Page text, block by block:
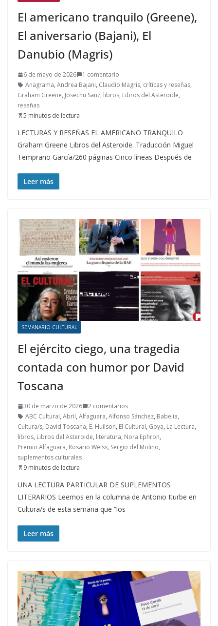
El americano tranquilo (Greene),
El aniversario (Bajani), El
Danubio (Magris)
6 de mayo de 2026
1 comentario
Anagrama, Andrea Bajani, Claudio Magris, críticas y reseñas,
Graham Greene, Josechu Sanz, libros, Libros del Asteroide,
reseñas
5 minutos de lectura
LECTURAS Y RESEÑAS EL AMERICANO TRANQUILO
Graham Greene Libros del Asteroide. Traducción Miguel
Temprano García/260 páginas Cinco líneas Después de
Leer más
SEMANARIO CULTURAL
El ejército ciego, una tragedia
contada con humor por David
Toscana
30 de marzo de 2026
2 comentarios
ABC Cultural, Abril, Alfaguara, Alfonso Sánchez, Babelia,
Cultura/s, David Toscana, E. Huilson, El Cultural, Goya, La Lectura,
libros, Libros del Asteroide, literatura, Nora Ephron,
Premio Alfaguara, Rosario Weiss, Sergio del Molino,
suplementos culturales
9 minutos de lectura
UNA LECTURA PARTICULAR DE SUPLEMENTOS
LITERARIOS Leemos en la columna de Antonio Iturbe en
Cultura/s de esta semana que “los
Leer más